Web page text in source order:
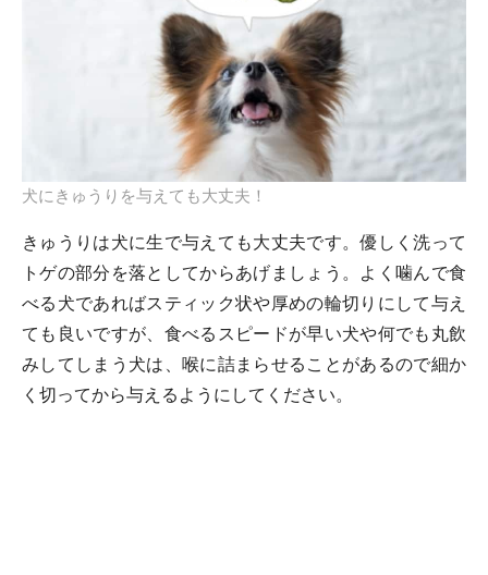
犬にきゅうりを与えても大丈夫！
きゅうりは犬に生で与えても大丈夫です。優しく洗って
トゲの部分を落としてからあげましょう。よく噛んで食
べる犬であればスティック状や厚めの輪切りにして与え
ても良いですが、食べるスピードが早い犬や何でも丸飲
みしてしまう犬は、喉に詰まらせることがあるので細か
く切ってから与えるようにしてください。